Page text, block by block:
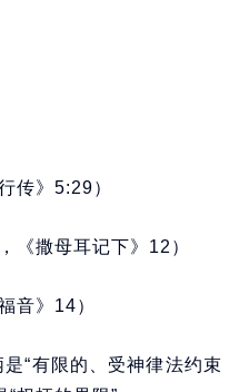
传》5:29）
《撒母耳记下》12）
音》14）
“有限的、受神律法约束